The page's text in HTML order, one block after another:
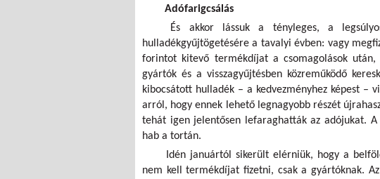
Adófarigcsálás
És akkor lássuk a tényleges, a
hulladékgyűjtögetésére a tavalyi évben: vagy
forintot kitevő termékdíjat a csomagolások
gyártók és a visszagyűjtésben közreműködő
kibocsátott hulladék – a kedvezményhez képest –
arról, hogy ennek lehető legnagyobb részét
tehát igen jelentősen lefaraghatták az adójukat.
hab a tortán.
Idén januártól sikerült elérniük, hogy a
nem kell termékdíjat fizetni, csak a gyártóknak.